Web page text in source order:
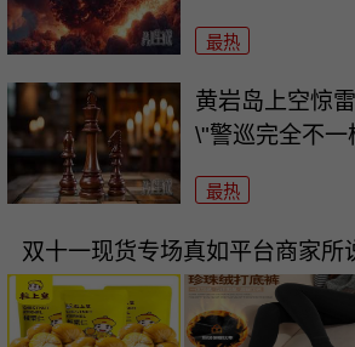
最热
黄岩岛上空惊
\"警巡完全不一
最热
双十一现货专场真如平台商家所